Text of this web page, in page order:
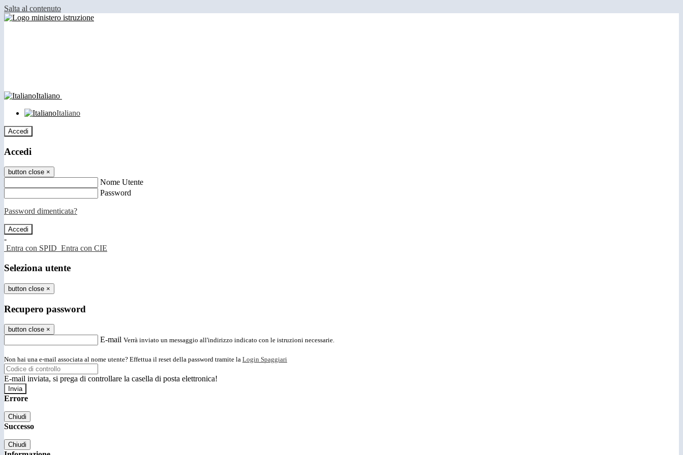
Salta al contenuto
Italiano
Italiano
Accedi
Accedi
button close ×
Nome Utente
Password
Password dimenticata?
-
Entra con SPID Entra con CIE
Seleziona utente
button close ×
Recupero password
button close ×
E-mail Verrà inviato un messaggio all'indirizzo indicato con le istruzioni necessarie.
Non hai una e-mail associata al nome utente? Effettua il reset della password tramite la Login Spaggiari
E-mail inviata, si prega di controllare la casella di posta elettronica!
Errore
Chiudi
Successo
Chiudi